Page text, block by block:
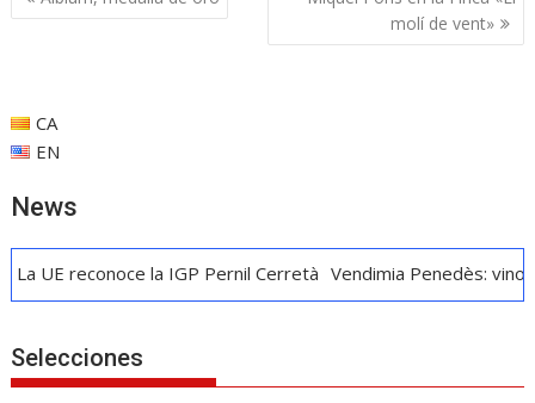
o A dI ar
ti
de
molí de vent»
CA
EN
News
la IGP Pernil Cerretà Vendimia Penedès: vino, cava y
Selecciones